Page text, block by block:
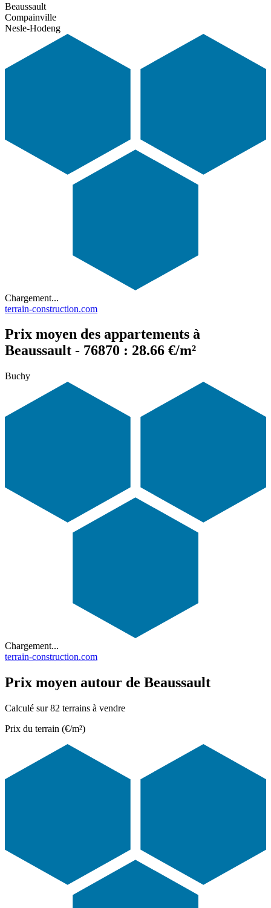
Beaussault
Compainville
Nesle-Hodeng
Chargement...
terrain-construction.com
Prix moyen des appartements à
Beaussault - 76870 : 28.66 €/m²
Buchy
Chargement...
terrain-construction.com
Prix moyen autour de Beaussault
Calculé sur 82 terrains à vendre
Prix du terrain (€/m²)